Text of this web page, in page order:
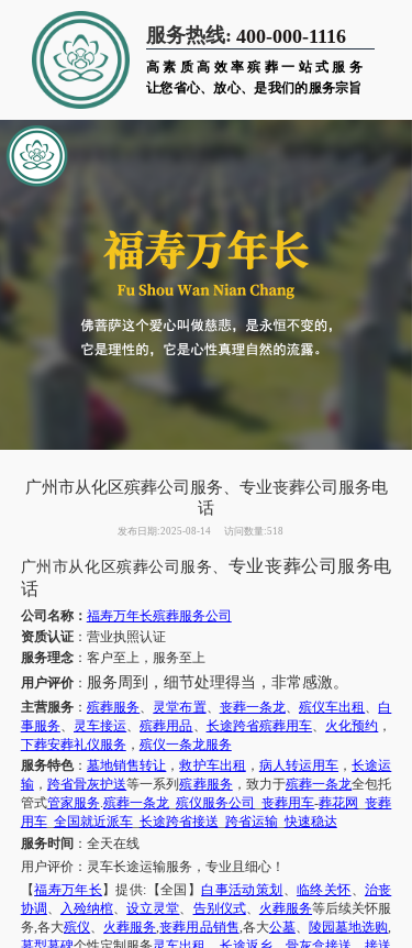
服务热线: 400-000-1116
高素质高效率殡葬一站式服务
让您省心、放心、是我们的服务宗旨
广州市从化区殡葬公司服务、专业丧葬公司服务电
话
发布日期:2025-08-14 访问数量:518
广州市从化区殡葬公司服务、 专业丧葬公司 服务电
话
公司名称： 福寿万年长殡葬服务公司
资质认证：营业执照认证
服务理念：客户至上，服务至上
用户评价： 服务周到，细节处理得当，非常感激。
主营服务：殡葬服务、 灵堂布置、 丧葬一条龙、 殡仪车出租 、白
事服务、 灵车接运、殡葬用品、 长途跨省殡葬用车、 火化预约 ，
下葬安葬礼仪服务， 殡仪一条龙服务
服务特色：墓地销售转让 ，救护车出租 ， 病人转运用车 ，长途运
输， 跨省骨灰护送等一系列殡葬服务，致力于殡葬一条龙全包托
管式管家服务.殡葬一条龙_ 殡仪服务公司 _丧葬用车-葬花网 _丧葬
用车_ 全国就近派车_ 长途跨省接送 跨省运输_快速稳达
服务时间 ：全天在线
用户评价： 灵车长途运输服务，专业且细心！
【福寿万年长 】提供:【全国】白事活动策划 、 临终关怀、 治丧
协调 、 入殓纳棺、设立灵堂、 告别仪式、 火葬服务等后续关怀服
务,各大殡仪、 火葬服务,丧葬用品销售,各大公墓、 陵园墓地选购,